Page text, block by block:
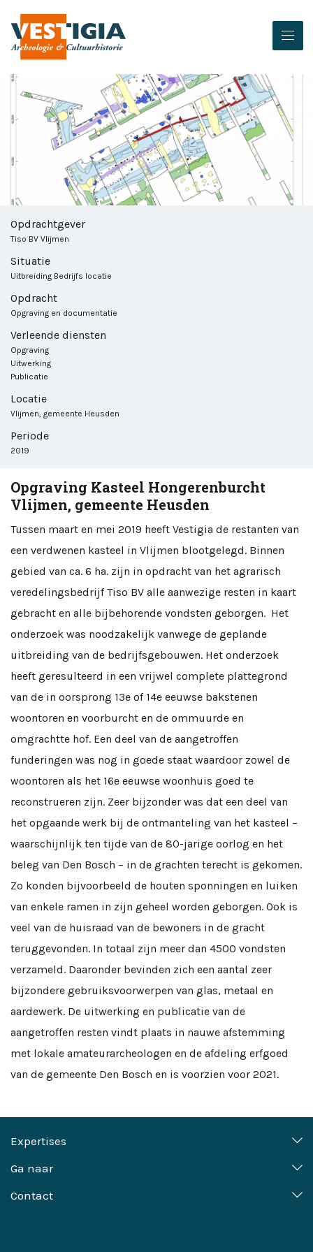
Opdrachtgever
Tiso BV Vlijmen
Situatie
Uitbreiding Bedrijfs locatie
Opdracht
Opgraving en documentatie
Verleende diensten
Opgraving
Uitwerking
Publicatie
Locatie
Vlijmen, gemeente Heusden
Periode
2019
Opgraving Kasteel Hongerenburcht
Vlijmen, gemeente Heusden
Tussen maart en mei 2019 heeft Vestigia de restanten van
een verdwenen kasteel in Vlijmen blootgelegd. Binnen
gebied van ca. 6 ha. zijn in opdracht van het agrarisch
veredelingsbedrijf Tiso BV alle aanwezige resten in kaart
gebracht en alle bijbehorende vondsten geborgen. Het
onderzoek was noodzakelijk vanwege de geplande
uitbreiding van de bedrijfsgebouwen. Het onderzoek
heeft geresulteerd in een vrijwel complete plattegrond
van de in oorsprong 13e of 14e eeuwse bakstenen
woontoren en voorburcht en de ommuurde en
omgrachtte hof. Een deel van de aangetroffen
funderingen was nog in goede staat waardoor zowel de
woontoren als het 16e eeuwse woonhuis goed te
reconstrueren zijn. Zeer bijzonder was dat een deel van
het opgaande werk bij de ontmanteling van het kasteel –
waarschijnlijk ten tijde van de 80-jarige oorlog en het
beleg van Den Bosch – in de grachten terecht is gekomen.
Zo konden bijvoorbeeld de houten sponningen en luiken
van enkele ramen in zijn geheel worden geborgen. Ook is
veel van de huisraad van de bewoners in de gracht
teruggevonden. In totaal zijn meer dan 4500 vondsten
verzameld. Daaronder bevinden zich een aantal zeer
bijzondere gebruiksvoorwerpen van glas, metaal en
aardewerk. De uitwerking en publicatie van de
aangetroffen resten vindt plaats in nauwe afstemming
met lokale amateurarcheologen en de afdeling erfgoed
van de gemeente Den Bosch en is voorzien voor 2021.
Expertises
Erfgoed en ruimtelijk advies
Maritieme archeologie
Ga naar
Over Vestigia
Contact